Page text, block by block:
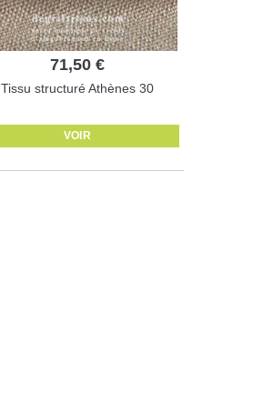
71,50 €
Tissu structuré Athènes 30
VOIR